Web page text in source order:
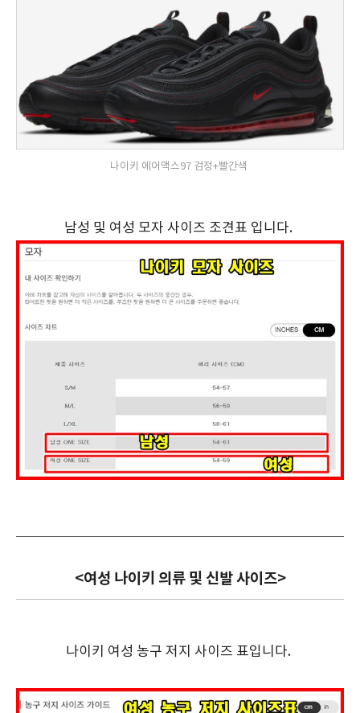
나이키 에어맥스97 검정+빨간색
남성 및 여성 모자 사이즈 조견표 입니다.
<여성 나이키 의류 및 신발 사이즈>
나이키 여성 농구 저지 사이즈 표입니다.